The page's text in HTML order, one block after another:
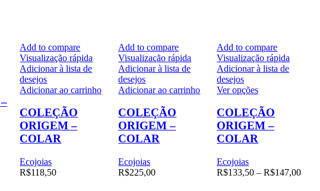
Add to compare
Visualização rápida
Adicionar à lista de
desejos
Adicionar ao carrinho
COLEÇÃO
ORIGEM –
COLAR
Ecojoias
R$118,50
Add to compare
Visualização rápida
Adicionar à lista de
desejos
Adicionar ao carrinho
COLEÇÃO
ORIGEM –
COLAR
Ecojoias
R$225,00
Add to compare
Visualização rápida
Adicionar à lista de
desejos
Ver opçõesEste
tem
várias
variantes.
As
ser
COLEÇÃO
ORIGEM –
COLAR
Ecojoias
R$133,50 – R$147,00Price